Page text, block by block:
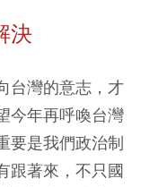
決
台灣的意志，才
今年再呼喚台灣
要是我們政治制
跟著來，不只國